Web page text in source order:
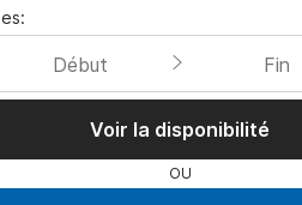
Début Fin
Voir la disponibilité
OU